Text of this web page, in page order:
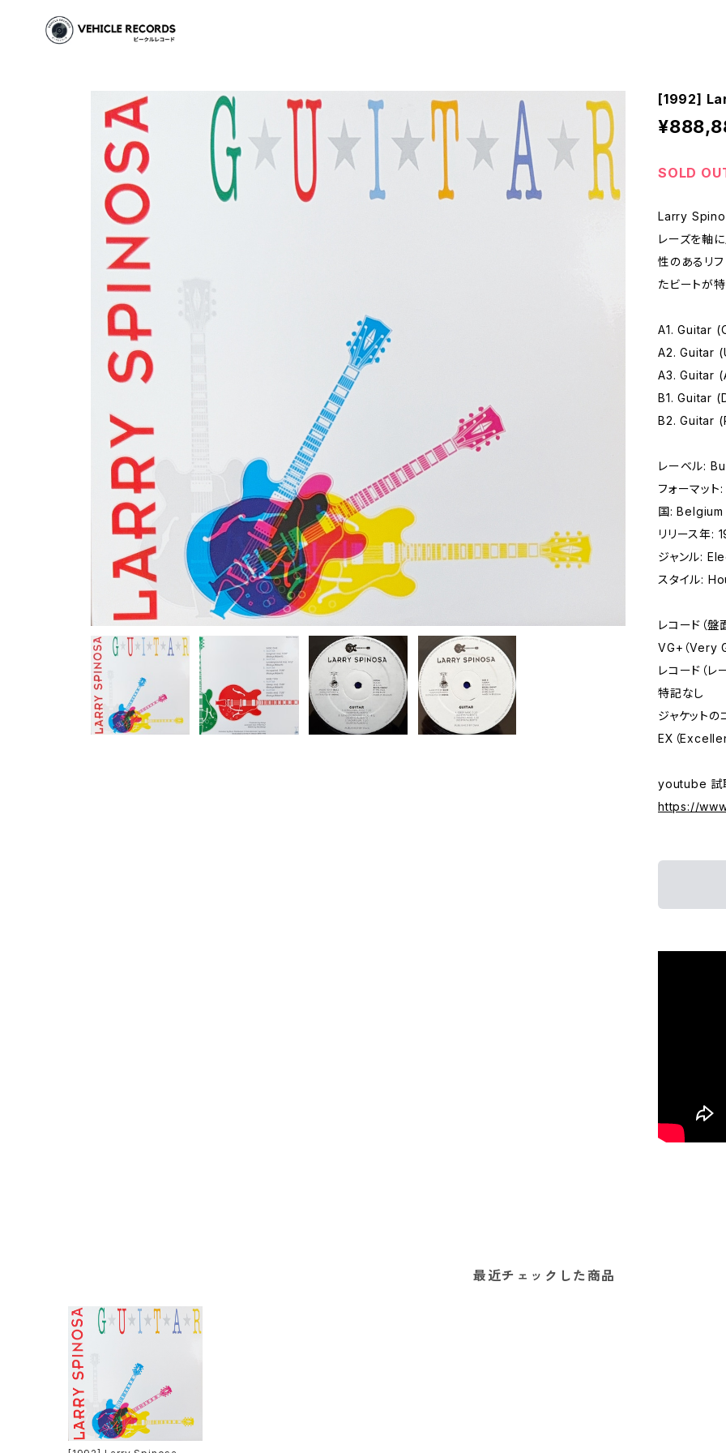
[1992]
SOLD
Larry
レーズを軸
性のあるリ
たビートが特
A1. Guitar
A2. Guitar
A3. Guitar
B1. Guitar
B2. Guitar
レーベル:
フォーマッ
国: Belgium
リリース年:
ジャンル:
スタイル:
レコード（盤
VG+（Very
レコード（レ
特記なし
ジャケットの
EX（
youtube 試
https://
最近チェックした商品